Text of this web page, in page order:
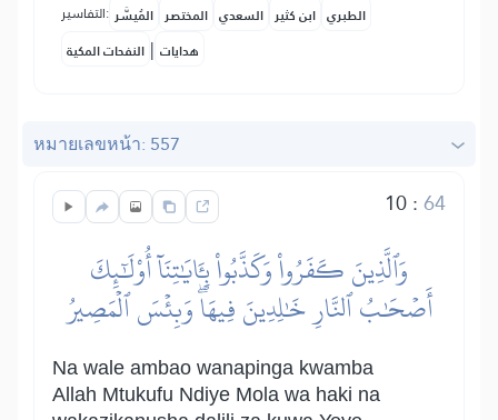
التفاسير: المُيسَّر المختصر السعدي ابن كثير الطبري
النفحات المكية | هدايات
หมายเลขหน้า: 557
10:64
وَٱلَّذِينَ كَفَرُواْ وَكَذَّبُواْ بِـَٔايَٰتِنَآ أُوْلَٰٓئِكَ
أَصۡحَٰبُ ٱلنَّارِ خَٰلِدِينَ فِيهَاۖ وَبِئۡسَ ٱلۡمَصِيرُ
Na wale ambao wanapinga kwamba
Allah Mtukufu Ndiye Mola wa haki na